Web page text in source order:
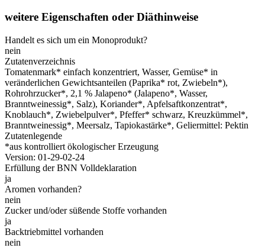
weitere Eigenschaften oder Diäthinweise
Handelt es sich um ein Monoprodukt?
nein
Zutatenverzeichnis
Tomatenmark* einfach konzentriert, Wasser, Gemüse* in
veränderlichen Gewichtsanteilen (Paprika* rot, Zwiebeln*),
Rohrohrzucker*, 2,1 % Jalapeno* (Jalapeno*, Wasser,
Branntweinessig*, Salz), Koriander*, Apfelsaftkonzentrat*,
Knoblauch*, Zwiebelpulver*, Pfeffer* schwarz, Kreuzkümmel*,
Branntweinessig*, Meersalz, Tapiokastärke*, Geliermittel: Pektin
Zutatenlegende
*aus kontrolliert ökologischer Erzeugung
Version: 01-29-02-24
Erfüllung der BNN Volldeklaration
ja
Aromen vorhanden?
nein
Zucker und/oder süßende Stoffe vorhanden
ja
Backtriebmittel vorhanden
nein